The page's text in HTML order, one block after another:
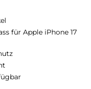
für Apple iPhone 17